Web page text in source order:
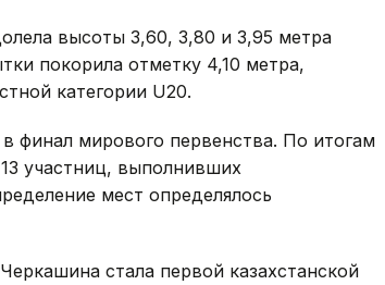
высоты 3,60, 3,80 и 3,95 метра
покорила отметку 4,10 метра,
категории U20.
финал мирового первенства. По итогам
участниц, выполнивших
мест определялось
стала первой казахстанской